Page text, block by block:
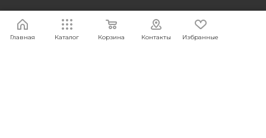
Главная Каталог Корзина Контакты Избранные